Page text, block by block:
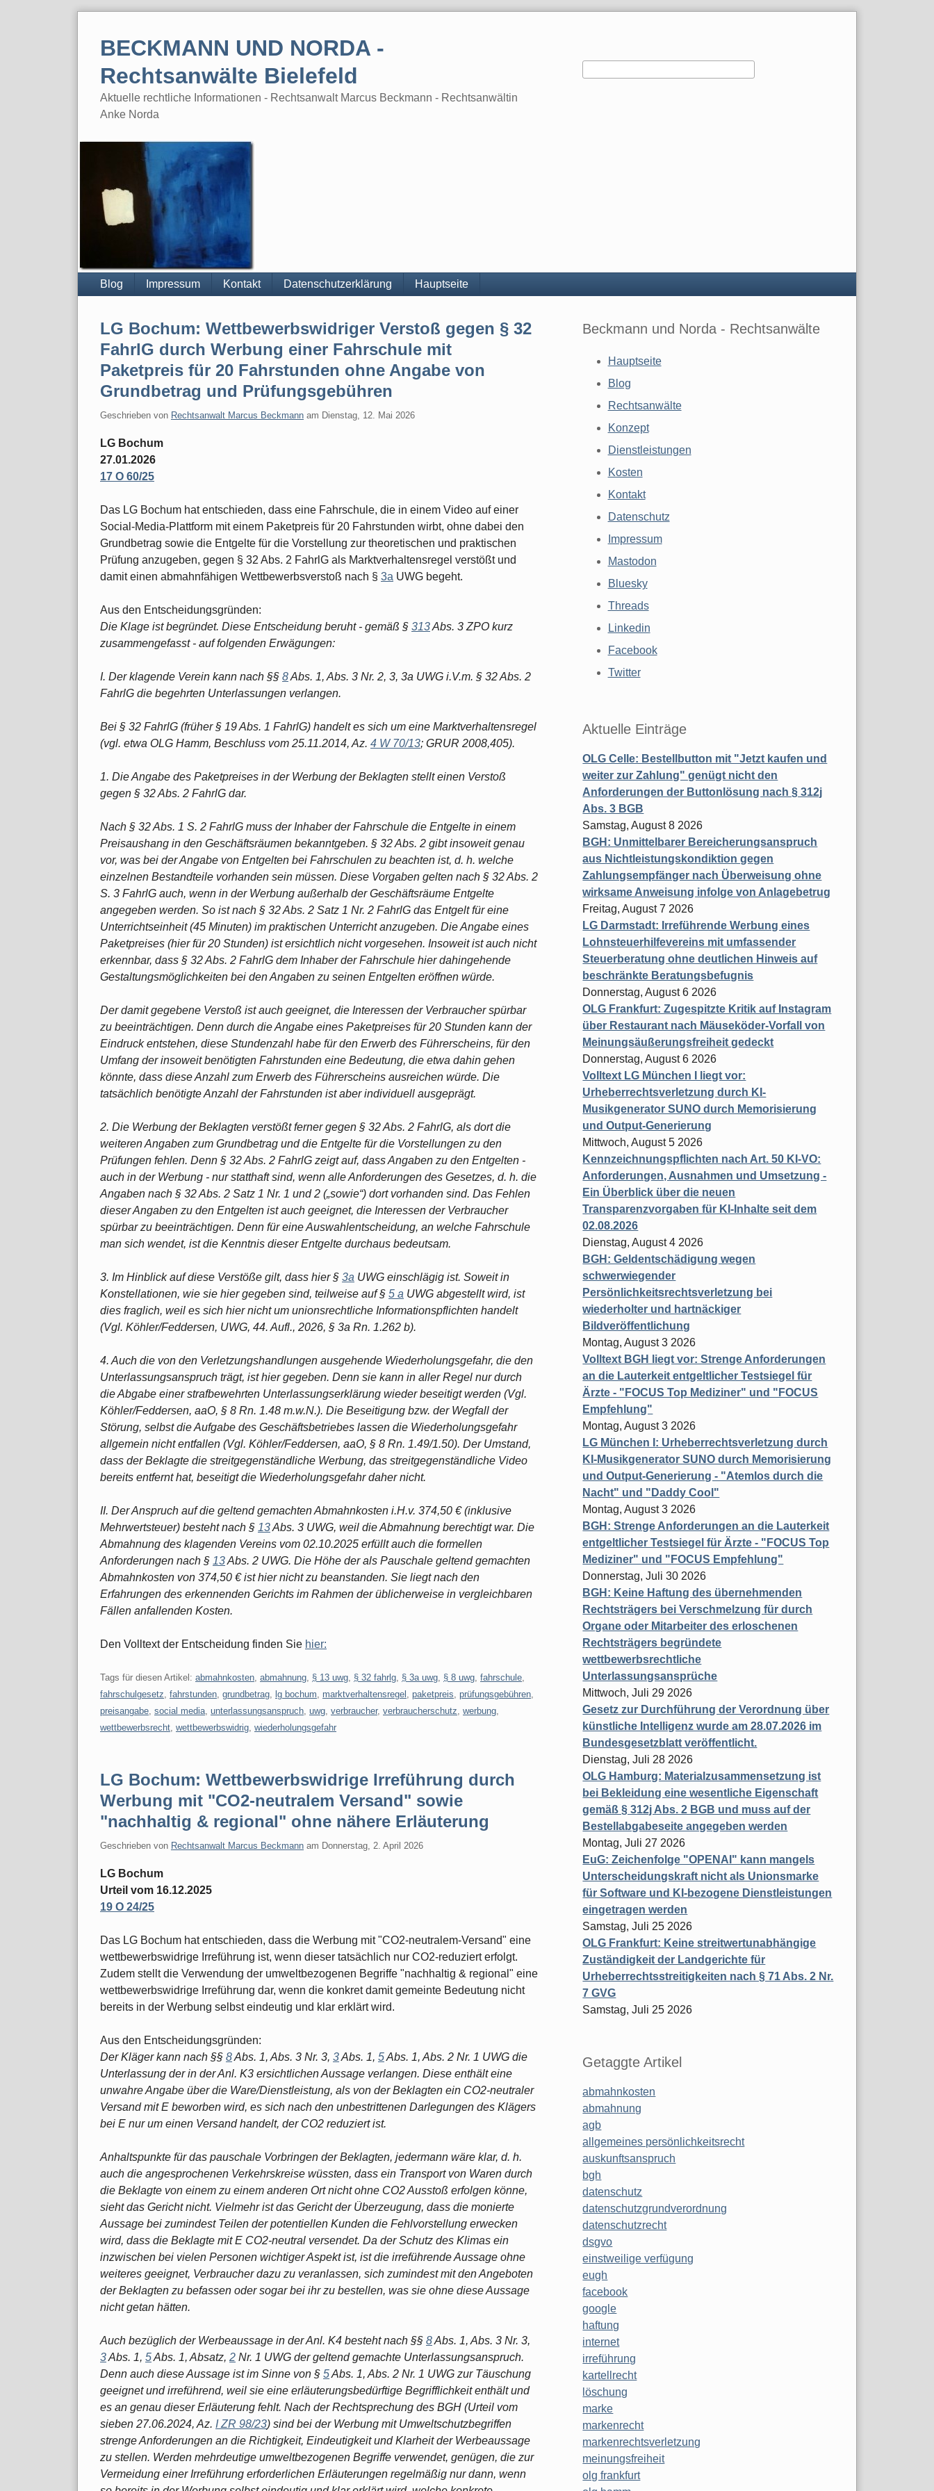
BECKMANN UND NORDA -
Rechtsanwälte Bielefeld
Aktuelle rechtliche Informationen - Rechtsanwalt Marcus Beckmann - Rechtsanwältin
Anke Norda
Blog Impressum Kontakt Datenschutzerklärung Hauptseite
LG Bochum: Wettbewerbswidriger Verstoß gegen § 32
FahrlG durch Werbung einer Fahrschule mit
Paketpreis für 20 Fahrstunden ohne Angabe von
Grundbetrag und Prüfungsgebühren
Geschrieben von Rechtsanwalt Marcus Beckmann am Dienstag, 12. Mai 2026
LG Bochum
27.01.2026
17 O 60/25
Das LG Bochum hat entschieden, dass eine Fahrschule, die in einem Video auf einer
Social-Media-Plattform mit einem Paketpreis für 20 Fahrstunden wirbt, ohne dabei den
Grundbetrag sowie die Entgelte für die Vorstellung zur theoretischen und praktischen
Prüfung anzugeben, gegen § 32 Abs. 2 FahrlG als Marktverhaltensregel verstößt und
damit einen abmahnfähigen Wettbewerbsverstoß nach § 3a UWG begeht.
Aus den Entscheidungsgründen:
Die Klage ist begründet. Diese Entscheidung beruht - gemäß § 313Abs. 3 ZPO kurz
zusammengefasst - auf folgenden Erwägungen:
I. Der klagende Verein kann nach §§ 8Abs. 1, Abs. 3 Nr. 2, 3, 3a UWG i.V.m. § 32 Abs. 2
FahrlG die begehrten Unterlassungen verlangen.
Bei § 32 FahrlG (früher § 19 Abs. 1 FahrlG) handelt es sich um eine Marktverhaltensregel
(vgl. etwa OLG Hamm, Beschluss vom 25.11.2014, Az. 4 W 70/13; GRUR 2008,405).
1. Die Angabe des Paketpreises in der Werbung der Beklagten stellt einen Verstoß
gegen § 32 Abs. 2 FahrlG dar.
Nach § 32 Abs. 1 S. 2 FahrlG muss der Inhaber der Fahrschule die Entgelte in einem
Preisaushang in den Geschäftsräumen bekanntgeben. § 32 Abs. 2 gibt insoweit genau
vor, was bei der Angabe von Entgelten bei Fahrschulen zu beachten ist, d. h. welche
einzelnen Bestandteile vorhanden sein müssen. Diese Vorgaben gelten nach § 32 Abs. 2
S. 3 FahrlG auch, wenn in der Werbung außerhalb der Geschäftsräume Entgelte
angegeben werden. So ist nach § 32 Abs. 2 Satz 1 Nr. 2 FahrlG das Entgelt für eine
Unterrichtseinheit (45 Minuten) im praktischen Unterricht anzugeben. Die Angabe eines
Paketpreises (hier für 20 Stunden) ist ersichtlich nicht vorgesehen. Insoweit ist auch nicht
erkennbar, dass § 32 Abs. 2 FahrlG dem Inhaber der Fahrschule hier dahingehende
Gestaltungsmöglichkeiten bei den Angaben zu seinen Entgelten eröffnen würde.
Der damit gegebene Verstoß ist auch geeignet, die Interessen der Verbraucher spürbar
zu beeinträchtigen. Denn durch die Angabe eines Paketpreises für 20 Stunden kann der
Eindruck entstehen, diese Stundenzahl habe für den Erwerb des Führerscheins, für den
Umfang der insoweit benötigten Fahrstunden eine Bedeutung, die etwa dahin gehen
könnte, dass diese Anzahl zum Erwerb des Führerscheins ausreichen würde. Die
tatsächlich benötigte Anzahl der Fahrstunden ist aber individuell ausgeprägt.
2. Die Werbung der Beklagten verstößt ferner gegen § 32 Abs. 2 FahrlG, als dort die
weiteren Angaben zum Grundbetrag und die Entgelte für die Vorstellungen zu den
Prüfungen fehlen. Denn § 32 Abs. 2 FahrlG zeigt auf, dass Angaben zu den Entgelten -
auch in der Werbung - nur statthaft sind, wenn alle Anforderungen des Gesetzes, d. h. die
Angaben nach § 32 Abs. 2 Satz 1 Nr. 1 und 2 („sowie“) dort vorhanden sind. Das Fehlen
dieser Angaben zu den Entgelten ist auch geeignet, die Interessen der Verbraucher
spürbar zu beeinträchtigen. Denn für eine Auswahlentscheidung, an welche Fahrschule
man sich wendet, ist die Kenntnis dieser Entgelte durchaus bedeutsam.
3. Im Hinblick auf diese Verstöße gilt, dass hier § 3a UWG einschlägig ist. Soweit in
Konstellationen, wie sie hier gegeben sind, teilweise auf § 5 a UWG abgestellt wird, ist
dies fraglich, weil es sich hier nicht um unionsrechtliche Informationspflichten handelt
(Vgl. Köhler/Feddersen, UWG, 44. Aufl., 2026, § 3a Rn. 1.262 b).
4. Auch die von den Verletzungshandlungen ausgehende Wiederholungsgefahr, die den
Unterlassungsanspruch trägt, ist hier gegeben. Denn sie kann in aller Regel nur durch
die Abgabe einer strafbewehrten Unterlassungserklärung wieder beseitigt werden (Vgl.
Köhler/Feddersen, aaO, § 8 Rn. 1.48 m.w.N.). Die Beseitigung bzw. der Wegfall der
Störung, selbst die Aufgabe des Geschäftsbetriebes lassen die Wiederholungsgefahr
allgemein nicht entfallen (Vgl. Köhler/Feddersen, aaO, § 8 Rn. 1.49/1.50). Der Umstand,
dass der Beklagte die streitgegenständliche Werbung, das streitgegenständliche Video
bereits entfernt hat, beseitigt die Wiederholungsgefahr daher nicht.
II. Der Anspruch auf die geltend gemachten Abmahnkosten i.H.v. 374,50 € (inklusive
Mehrwertsteuer) besteht nach § 13Abs. 3 UWG, weil die Abmahnung berechtigt war. Die
Abmahnung des klagenden Vereins vom 02.10.2025 erfüllt auch die formellen
Anforderungen nach § 13Abs. 2 UWG. Die Höhe der als Pauschale geltend gemachten
Abmahnkosten von 374,50 € ist hier nicht zu beanstanden. Sie liegt nach den
Erfahrungen des erkennenden Gerichts im Rahmen der üblicherweise in vergleichbaren
Fällen anfallenden Kosten.
Den Volltext der Entscheidung finden Sie hier:
Tags für diesen Artikel: abmahnkosten abmahnung § 13 uwg § 32 fahrlg § 3a uwg § 8 uwg fahrschule
fahrschulgesetz fahrstunden grundbetrag lg bochum marktverhaltensregel paketpreis prüfungsgebühren
preisangabe social media unterlassungsanspruch uwg verbraucher, verbraucherschutz werbung
wettbewerbsrecht wettbewerbswidrig wiederholungsgefahr
LG Bochum: Wettbewerbswidrige Irreführung durch
Werbung mit "CO2-neutralem Versand" sowie
"nachhaltig & regional" ohne nähere Erläuterung
Geschrieben von Rechtsanwalt Marcus Beckmann am Donnerstag, 2. April 2026
LG Bochum
Urteil vom 16.12.2025
19 O 24/25
Das LG Bochum hat entschieden, dass die Werbung mit "CO2-neutralem-Versand" eine
wettbewerbswidrige Irreführung ist, wenn dieser tatsächlich nur CO2-reduziert erfolgt.
Zudem stellt die Verwendung der umweltbezogenen Begriffe "nachhaltig & regional" eine
wettbewerbswidrige Irreführung dar, wenn die konkret damit gemeinte Bedeutung nicht
bereits in der Werbung selbst eindeutig und klar erklärt wird.
Aus den Entscheidungsgründen:
Der Kläger kann nach §§ 8Abs. 1, Abs. 3 Nr. 3, 3Abs. 1, 5Abs. 1, Abs. 2 Nr. 1 UWG die
Unterlassung der in der Anl. K3 ersichtlichen Aussage verlangen. Diese enthält eine
unwahre Angabe über die Ware/Dienstleistung, als von der Beklagten ein CO2-neutraler
Versand mit E beworben wird, es sich nach den unbestrittenen Darlegungen des Klägers
bei E nur um einen Versand handelt, der CO2 reduziert ist.
Anhaltspunkte für das pauschale Vorbringen der Beklagten, jedermann wäre klar, d. h.
auch die angesprochenen Verkehrskreise wüssten, dass ein Transport von Waren durch
die Beklagte von einem zu einem anderen Ort nicht ohne CO2 Ausstoß erfolgen könne,
sieht das Gericht nicht. Vielmehr ist das Gericht der Überzeugung, dass die monierte
Aussage bei zumindest Teilen der potentiellen Kunden die Fehlvorstellung erwecken
wird, dass die Beklagte mit E CO2-neutral versendet. Da der Schutz des Klimas ein
inzwischen bei vielen Personen wichtiger Aspekt ist, ist die irreführende Aussage ohne
weiteres geeignet, Verbraucher dazu zu veranlassen, sich zumindest mit den Angeboten
der Beklagten zu befassen oder sogar bei ihr zu bestellen, was sie ohne diese Aussage
nicht getan hätten.
Auch bezüglich der Werbeaussage in der Anl. K4 besteht nach §§ 8Abs. 1, Abs. 3 Nr. 3,
3Abs. 1, 5Abs. 1, Absatz, 2 Nr. 1 UWG der geltend gemachte Unterlassungsanspruch.
Denn auch diese Aussage ist im Sinne von § 5Abs. 1, Abs. 2 Nr. 1 UWG zur Täuschung
geeignet und irreführend, weil sie eine erläuterungsbedürftige Begrifflichkeit enthält und
es an genau dieser Erläuterung fehlt. Nach der Rechtsprechung des BGH (Urteil vom
sieben 27.06.2024, Az. I ZR 98/23) sind bei der Werbung mit Umweltschutzbegriffen
strenge Anforderungen an die Richtigkeit, Eindeutigkeit und Klarheit der Werbeaussage
zu stellen. Werden mehrdeutige umweltbezogenen Begriffe verwendet, genügen, die zur
Vermeidung einer Irreführung erforderlichen Erläuterungen regelmäßig nur dann, wenn
Beckmann und Norda - Rechtsanwälte
Hauptseite
Blog
Rechtsanwälte
Konzept
Dienstleistungen
Kosten
Kontakt
Datenschutz
Impressum
Mastodon
Bluesky
Threads
Linkedin
Facebook
Twitter
Aktuelle Einträge
OLG Celle: Bestellbutton mit "Jetzt kaufen und
weiter zur Zahlung" genügt nicht den
Anforderungen der Buttonlösung nach § 312j
Abs. 3 BGB
Samstag, August 8 2026
BGH: Unmittelbarer Bereicherungsanspruch
aus Nichtleistungskondiktion gegen
Zahlungsempfänger nach Überweisung ohne
wirksame Anweisung infolge von Anlagebetrug
Freitag, August 7 2026
LG Darmstadt: Irreführende Werbung eines
Lohnsteuerhilfevereins mit umfassender
Steuerberatung ohne deutlichen Hinweis auf
beschränkte Beratungsbefugnis
Donnerstag, August 6 2026
OLG Frankfurt: Zugespitzte Kritik auf Instagram
über Restaurant nach Mäuseköder-Vorfall von
Meinungsäußerungsfreiheit gedeckt
Donnerstag, August 6 2026
Volltext LG München I liegt vor:
Urheberrechtsverletzung durch KI-
Musikgenerator SUNO durch Memorisierung
und Output-Generierung
Mittwoch, August 5 2026
Kennzeichnungspflichten nach Art. 50 KI-VO:
Anforderungen, Ausnahmen und Umsetzung -
Ein Überblick über die neuen
Transparenzvorgaben für KI-Inhalte seit dem
02.08.2026
Dienstag, August 4 2026
BGH: Geldentschädigung wegen
schwerwiegender
Persönlichkeitsrechtsverletzung bei
wiederholter und hartnäckiger
Bildveröffentlichung
Montag, August 3 2026
Volltext BGH liegt vor: Strenge Anforderungen
an die Lauterkeit entgeltlicher Testsiegel für
Ärzte - "FOCUS Top Mediziner" und "FOCUS
Empfehlung"
Montag, August 3 2026
LG München I: Urheberrechtsverletzung durch
KI-Musikgenerator SUNO durch Memorisierung
und Output-Generierung - "Atemlos durch die
Nacht" und "Daddy Cool"
Montag, August 3 2026
BGH: Strenge Anforderungen an die Lauterkeit
entgeltlicher Testsiegel für Ärzte - "FOCUS Top
Mediziner" und "FOCUS Empfehlung"
Donnerstag, Juli 30 2026
BGH: Keine Haftung des übernehmenden
Rechtsträgers bei Verschmelzung für durch
Organe oder Mitarbeiter des erloschenen
Rechtsträgers begründete
wettbewerbsrechtliche
Unterlassungsansprüche
Mittwoch, Juli 29 2026
Gesetz zur Durchführung der Verordnung über
künstliche Intelligenz wurde am 28.07.2026 im
Bundesgesetzblatt veröffentlicht.
Dienstag, Juli 28 2026
OLG Hamburg: Materialzusammensetzung ist
bei Bekleidung eine wesentliche Eigenschaft
gemäß § 312j Abs. 2 BGB und muss auf der
Bestellabgabeseite angegeben werden
Montag, Juli 27 2026
EuG: Zeichenfolge "OPENAI" kann mangels
Unterscheidungskraft nicht als Unionsmarke
für Software und KI-bezogene Dienstleistungen
eingetragen werden
Samstag, Juli 25 2026
OLG Frankfurt: Keine streitwertunabhängige
Zuständigkeit der Landgerichte für
Urheberrechtsstreitigkeiten nach § 71 Abs. 2 Nr.
7 GVG
Samstag, Juli 25 2026
Getaggte Artikel
abmahnkosten
abmahnung
agb
allgemeines persönlichkeitsrecht
auskunftsanspruch
bgh
datenschutz
datenschutzgrundverordnung
datenschutzrecht
dsgvo
einstweilige verfügung
eugh
facebook
google
haftung
internet
irreführung
kartellrecht
löschung
marke
markenrecht
markenrechtsverletzung
meinungsfreiheit
olg frankfurt